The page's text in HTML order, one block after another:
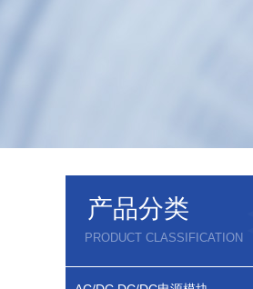
产品分类
PRODUCT CLASSIFICATION